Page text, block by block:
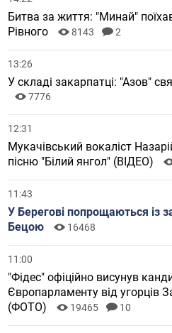
Битва за життя: "Минай"
Рівного
8143 2
13:26
У складі закарпатці: "Азов"
7776
12:31
Мукачівський вокаліст
пісню "Білий янгол" (ВІДЕО)
11:43
У Берегові попрощаються із
Бецою
16468
11:00
"Фідес" офіційно висунув
Європарламенту від угорців
(ФОТО)
19465 10